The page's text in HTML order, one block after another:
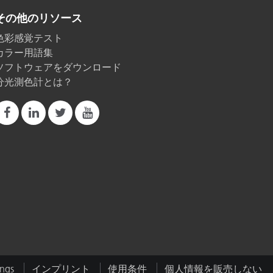
の他のリソース
彩感覚テスト
ラー用語集
フトウェアをダウンロード
光測色計とは？
インプリント 使用条件 個人情報を販売しない